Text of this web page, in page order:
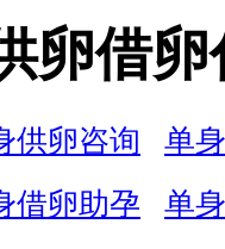
卵借
供卵咨询 单
借卵助孕 单